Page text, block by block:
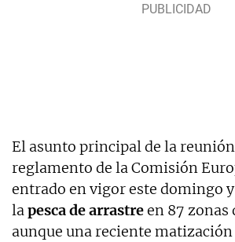
El asunto principal de la
reglamento de la Comisión
entrado en vigor este domingo
lapesca de arrastreen 87
aunque una reciente